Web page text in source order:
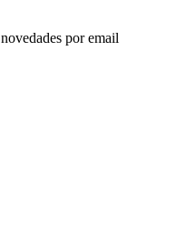
por email